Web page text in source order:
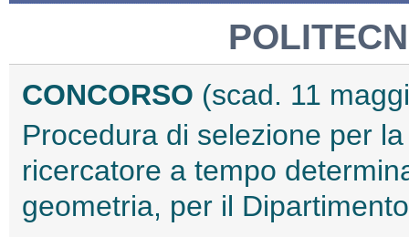
CONCORSO (scad. 11
Procedura di selezione per
ricercatore a tempo
geometria, per il